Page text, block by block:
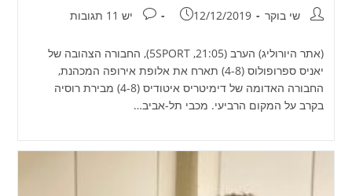
מחבר:שי בוקר פורסם:
12/12/2019 תגובות:
יש 11 תגובות
(אתר היורוליג) הערב (21:05, 5SPORT), החבורה הצהובה של
יאניס ספרופולוס (4-8) תארח את אלופת אירופה המכהנת,
החבורה האדומה של דימיטריס איטודיס (4-8) מבירת רוסיה
בקרב על המקום הרביעי. מכבי תל-אביב…